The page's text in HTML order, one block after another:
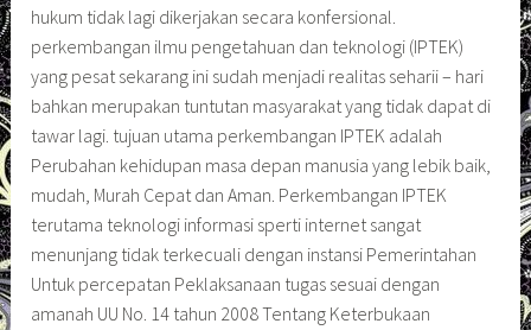
hukum tidak lagi dikerjakan secara konfersional.
perkembangan ilmu pengetahuan dan teknologi (IPTEK)
yang pesat sekarang ini sudah menjadi realitas seharii – hari
bahkan merupakan tuntutan masyarakat yang tidak dapat di
tawar lagi. tujuan utama perkembangan IPTEK adalah
Perubahan kehidupan masa depan manusia yang lebik baik,
mudah, Murah Cepat dan Aman. Perkembangan IPTEK
terutama teknologi informasi sperti internet sangat
menunjang tidak terkecuali dengan instansi Pemerintahan
Untuk percepatan Peklaksanaan tugas sesuai dengan
amanah UU No. 14 tahun 2008 Tentang Keterbukaan